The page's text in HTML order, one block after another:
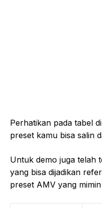
Perhatikan pada tabel
preset kamu bisa salin
Untuk demo juga telah
yang bisa dijadikan
preset AMV yang